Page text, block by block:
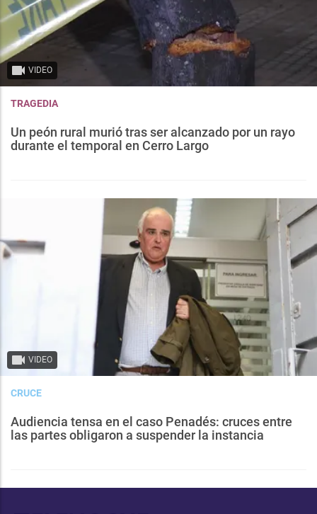
VIDEO
TRAGEDIA
Un peón rural murió tras ser alcanzado por un rayo
durante el temporal en Cerro Largo
VIDEO
CRUCE
Audiencia tensa en el caso Penadés: cruces entre
las partes obligaron a suspender la instancia